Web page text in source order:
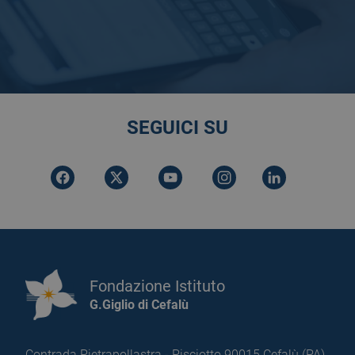
SEGUICI SU
Fondazione Istituto
G.Giglio di Cefalù